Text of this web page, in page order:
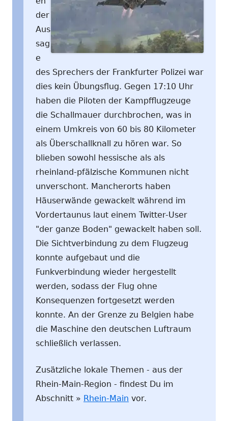
der
Aus
sag
e
des Sprechers der Frankfurter Polizei war
dies kein Übungsflug. Gegen 17:10 Uhr
haben die Piloten der Kampfflugzeuge
die Schallmauer durchbrochen, was in
einem Umkreis von 60 bis 80 Kilometer
als Überschallknall zu hören war. So
blieben sowohl hessische als als
rheinland-pfälzische Kommunen nicht
unverschont. Mancherorts haben
Häuserwände gewackelt während im
Vordertaunus laut einem Twitter-User
"der ganze Boden" gewackelt haben soll.
Die Sichtverbindung zu dem Flugzeug
konnte aufgebaut und die
Funkverbindung wieder hergestellt
werden, sodass der Flug ohne
Konsequenzen fortgesetzt werden
konnte. An der Grenze zu Belgien habe
die Maschine den deutschen Luftraum
schließlich verlassen.
Zusätzliche lokale Themen - aus der
Rhein-Main-Region - findest Du im
Abschnitt » Rhein-Main vor.